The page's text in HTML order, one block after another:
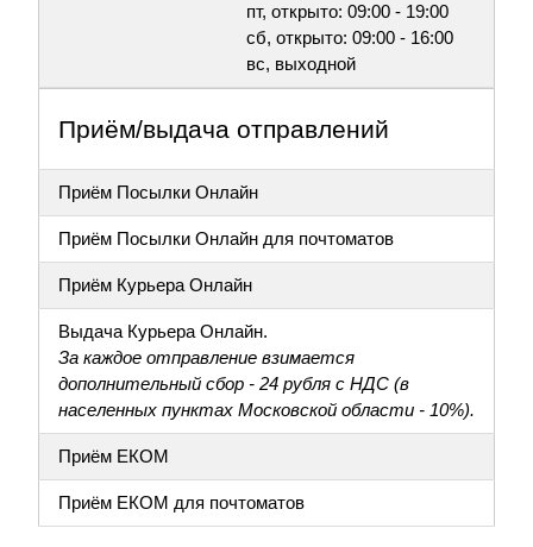
пт, открыто: 09:00 - 19:00
сб, открыто: 09:00 - 16:00
вс, выходной
Приём/выдача отправлений
Приём Посылки Онлайн
Приём Посылки Онлайн для почтоматов
Приём Курьера Онлайн
Выдача Курьера Онлайн.
За каждое отправление взимается
дополнительный сбор - 24 рубля с НДС (в
населенных пунктах Московской области - 10%).
Приём ЕКОМ
Приём ЕКОМ для почтоматов